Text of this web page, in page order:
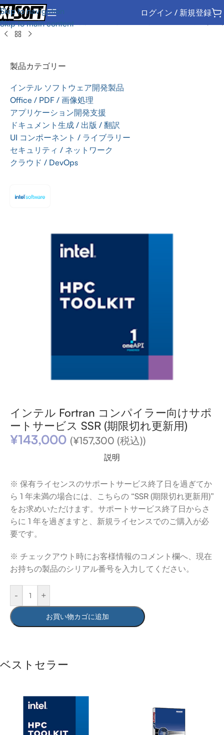
Skip to navigation
Skip to main content
ログイン / 新規登録
ンテル ソフトウェア開発製品
製品カテゴリー
インテル ソフトウェア開発製品
Office / PDF / 画像処理
アプリケーション開発支援
ドキュメント生成 / 出版 / 翻訳
UI コンポーネント / ライブラリー
セキュリティ / ネットワーク
クラウド / DevOps
インテル Fortran コンパイラー向けサポ
ートサービス SSR (期限切れ更新用)
¥143,000 (¥157,300 (税込))
説明
※ 保有ライセンスのサポートサービス終了日を過ぎてか
ら 1 年未満の場合には、こちらの “SSR (期限切れ更新用)”
をお求めいただけます。サポートサービス終了日からさ
らに 1 年を過ぎますと、新規ライセンスでのご購入が必
要です。
※ チェックアウト時にお客様情報のコメント欄へ、現在
お持ちの製品のシリアル番号を入力してください。
- +
お買い物カゴに追加
ベストセラー